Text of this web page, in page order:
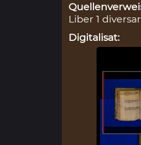
Liber 1
Digitalisat: